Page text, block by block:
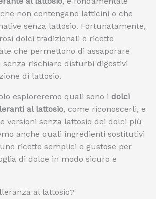
non contengano latticini o che
senza lattosio. Fortunatamente,
dolci tradizionali e ricette
che permettono di assaporare
senza rischiare disturbi digestivi
di lattosio.
esploreremo quali sono i dolci
al lattosio, come riconoscerli, e
versioni senza lattosio dei dolci più
anche quali ingredienti sostitutivi
ricette semplici e gustose per
di dolce in modo sicuro e
al lattosio?